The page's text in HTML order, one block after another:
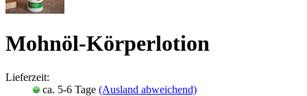
Mohnöl-Körperlotion
Lieferzeit:
ca. 5-6 Tage (Ausland abweichend)